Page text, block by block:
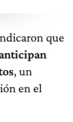
que
, un
en el